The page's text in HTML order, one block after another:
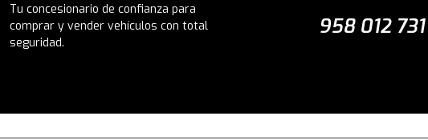
Tu concesionario de confianza para
comprar y vender vehículos con total
seguridad.
958 012 731